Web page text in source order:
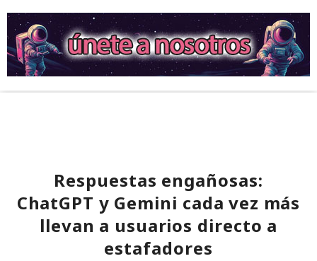
Respuestas engañosas:
ChatGPT y Gemini cada vez más
llevan a usuarios directo a
estafadores